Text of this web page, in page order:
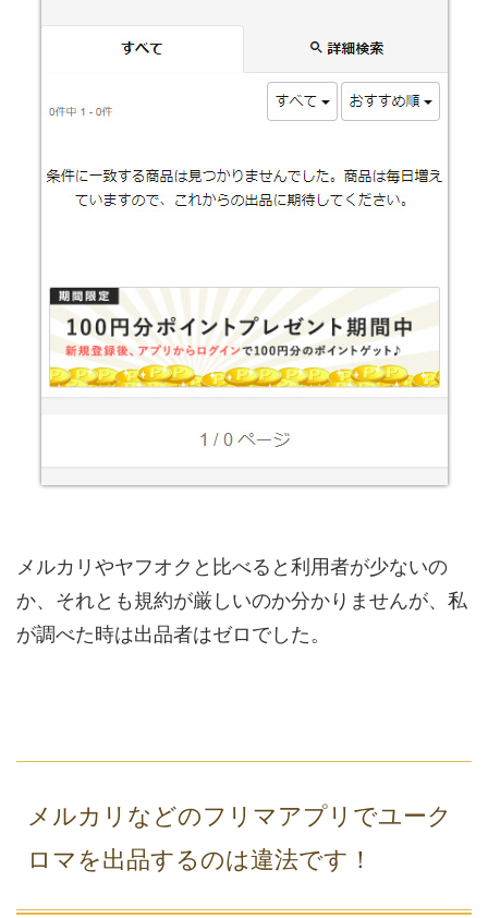
メルカリやヤフオクと比べると利用者が少ないの
か、それとも規約が厳しいのか分かりませんが、私
が調べた時は出品者はゼロでした。
メルカリなどのフリマアプリでユーク
ロマを出品するのは違法です！